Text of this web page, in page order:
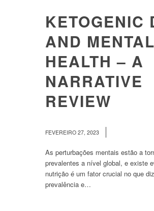
KETOGENIC
AND MENTAL
HEALTH – A
NARRATIVE
REVIEW
FEVEREIRO 27, 2023
As perturbações mentais estão a
prevalentes a nível global, e existe
nutrição é um fator crucial no que
prevalência e…